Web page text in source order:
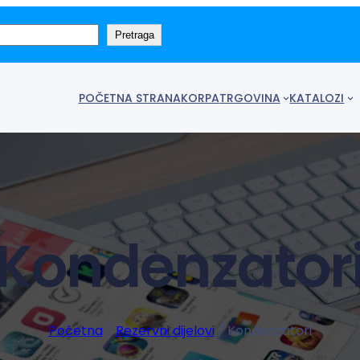
Pretraga
POČETNA STRANAKORPATRGOVINA KATALOZI
Početna/Rezervni dijelovi/ Kondenzatori